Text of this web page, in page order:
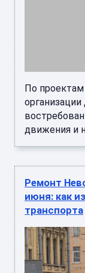
По
движения и
Ремонт
июня: как
транспорта